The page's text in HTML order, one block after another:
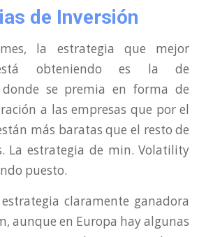
de Inversión
la estrategia que mejor
obteniendo es la de
se premia en forma de
a las empresas que por el
más baratas que el resto de
La estrategia de min. Volatility
puesto.
claramente ganadora
aunque en Europa hay algunas